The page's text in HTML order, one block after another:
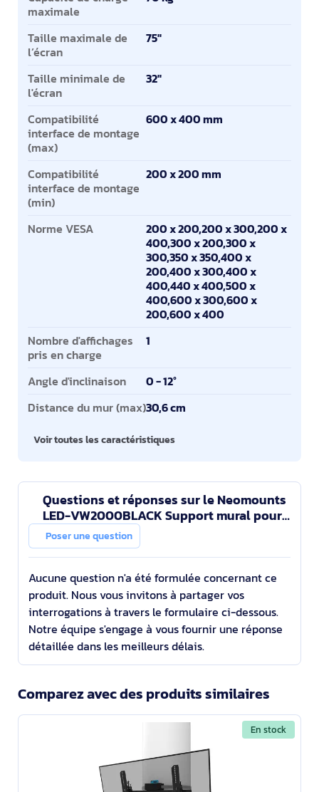
maximale
Taille maximale de
l’écran
75"
Taille minimale de
l'écran
32"
Compatibilité
interface de montage
(max)
600 x 400 mm
Compatibilité
interface de montage
(min)
200 x 200 mm
Norme VESA
200 x 200,200 x 300,200 x
400,300 x 200,300 x
300,350 x 350,400 x
200,400 x 300,400 x
400,440 x 400,500 x
400,600 x 300,600 x
200,600 x 400
Nombre d'affichages
pris en charge
1
Angle d'inclinaison
0 - 12°
Distance du mur (max)30,6 cm
Voir toutes les caractéristiques
Questions et réponses sur le Neomounts
LED-VW2000BLACK Support mural pour
mur d'images 32-75" - Pop-out - max 70
kg
Poser une question
Aucune question n'a été formulée concernant ce
produit. Nous vous invitons à partager vos
interrogations à travers le formulaire ci-dessous.
Notre équipe s'engage à vous fournir une réponse
détaillée dans les meilleurs délais.
Comparez avec des produits similaires
En stock